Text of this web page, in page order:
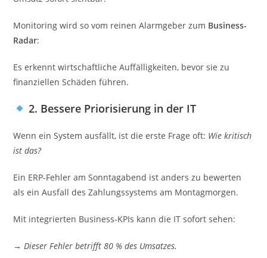
Monitoring wird so vom reinen Alarmgeber zum Business-
Radar:
Es erkennt wirtschaftliche Auffälligkeiten, bevor sie zu
finanziellen Schäden führen.
2. Bessere Priorisierung in der IT
Wenn ein System ausfällt, ist die erste Frage oft: Wie kritisch
ist das?
Ein ERP-Fehler am Sonntagabend ist anders zu bewerten
als ein Ausfall des Zahlungssystems am Montagmorgen.
Mit integrierten Business-KPIs kann die IT sofort sehen:
→Dieser Fehler betrifft 80 % des Umsatzes.